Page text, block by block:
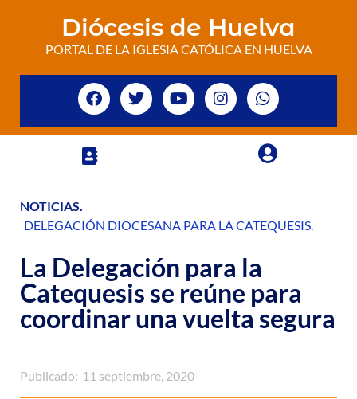
Diócesis de Huelva
PORTAL DE LA IGLESIA CATÓLICA EN HUELVA
NOTICIAS.
DELEGACIÓN DIOCESANA PARA LA CATEQUESIS.
La Delegación para la
Catequesis se reúne para
coordinar una vuelta segura
Publicado: 11 septiembre, 2020